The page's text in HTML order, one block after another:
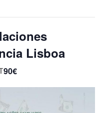
Lisboa
90€